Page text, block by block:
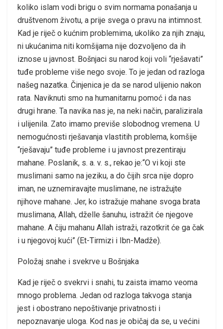
koliko islam vodi brigu o svim normama ponašanja u
društvenom životu, a prije svega o pravu na intimnost.
Kad je riječ o kućnim problemima, ukoliko za njih znaju,
ni ukućanima niti komšijama nije dozvoljeno da ih
iznose u javnost. Bošnjaci su narod koji voli “rješavati”
tuđe probleme više nego svoje. To je jedan od razloga
našeg nazatka. Činjenica je da se narod ulijenio nakon
rata. Naviknuti smo na humanitarnu pomoć i da nas
drugi hrane. Ta navika nas je, na neki način, paralizirala
i ulijenila. Zato imamo previše slobodnog vremena. U
nemogućnosti rješavanja vlastitih problema, komšije
“rješavaju” tuđe probleme i u javnost prezentiraju
mahane. Poslanik, s. a. v. s., rekao je:“O vi koji ste
muslimani samo na jeziku, a do čijih srca nije dopro
iman, ne uznemiravajte muslimane, ne istražujte
njihove mahane. Jer, ko istražuje mahane svoga brata
muslimana, Allah, dželle šanuhu, istražit će njegove
mahane. A čiju mahanu Allah istraži, razotkrit će ga čak
i u njegovoj kući” (Et-Tirmizi i Ibn-Madže).
Položaj snahe i svekrve u Bošnjaka
Kad je riječ o svekrvi i snahi, tu zaista imamo veoma
mnogo problema. Jedan od razloga takvoga stanja
jest i obostrano nepoštivanje privatnosti i
nepoznavanje uloga. Kod nas je običaj da se, u većini